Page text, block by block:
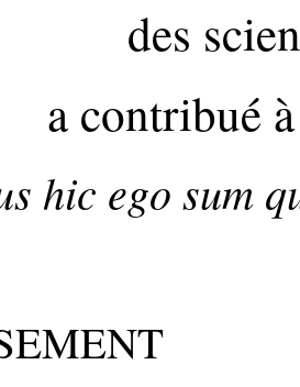
des
a contribué
hic ego sum